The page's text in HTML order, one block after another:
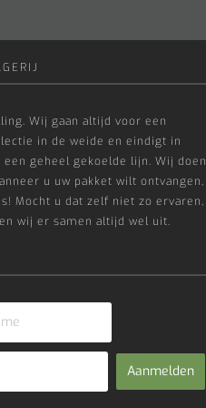
Wij gaan altijd voor een
in de weide en eindigt in
geheel gekoelde lijn. Wij doen
u uw pakket wilt ontvangen,
Mocht u dat zelf niet zo ervaren,
wij er samen altijd wel uit.
Aanmelden